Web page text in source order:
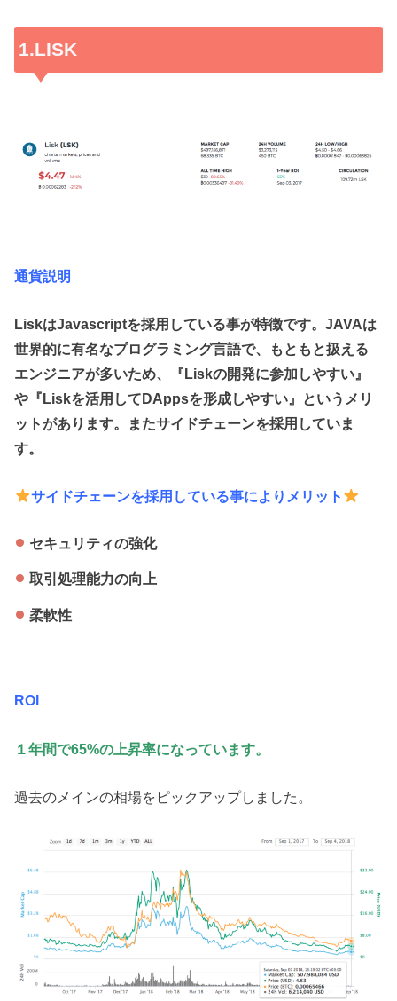
1.LISK
通貨説明
LiskはJavascriptを採用している事が特徴です。JAVAは
世界的に有名なプログラミング言語で、もともと扱える
エンジニアが多いため、『Liskの開発に参加しやすい』
や『Liskを活用してDAppsを形成しやすい』というメリ
ットがあります。またサイドチェーンを採用していま
す。
サイドチェーンを採用している事によりメリット
セキュリティの強化
取引処理能力の向上
柔軟性
ROI
１年間で65%の上昇率になっています。
過去のメインの相場をピックアップしました。